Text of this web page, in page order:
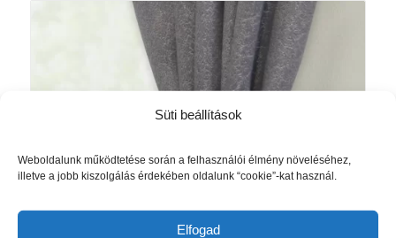
Süti beállítások
Weboldalunk működtetése során a felhasználói élmény növeléséhez,
illetve a jobb kiszolgálás érdekében oldalunk “cookie”-kat használ.
Elfogad